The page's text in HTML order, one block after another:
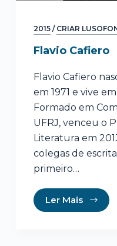
2015/ CRIAR
Flavio Cafiero
Flavio Cafiero
em 1971 e vive
Formado em
UFRJ, venceu o
Literatura em
colegas de
primeiro…
Ler Mais